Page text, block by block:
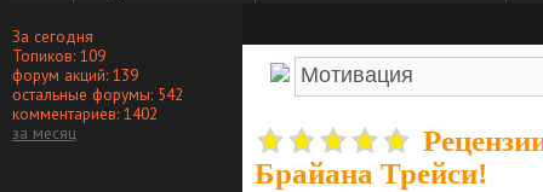
За сегодня
Топиков: 109
форум акций: 139
остальные форумы: 542
комментариев: 1402
за месяц
Брайана Трейси!